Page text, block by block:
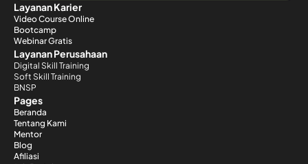
Layanan Karier
Video Course Online
Bootcamp
Webinar Gratis
Layanan Perusahaan
Digital Skill Training
Soft Skill Training
BNSP
Pages
Beranda
Tentang Kami
Mentor
Blog
Afiliasi